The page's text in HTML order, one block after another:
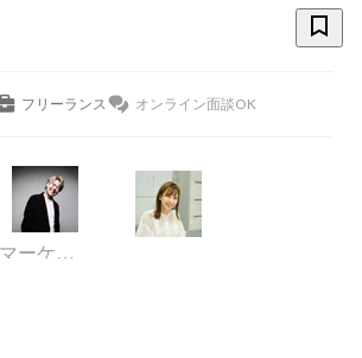
フリーランス オンライン面談OK
マーケティング